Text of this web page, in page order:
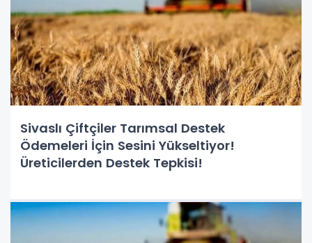
Sivaslı Çiftçiler Tarımsal Destek
Ödemeleri İçin Sesini Yükseltiyor!
Üreticilerden Destek Tepkisi!